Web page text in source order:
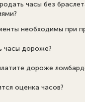
часы без
необходимы при
часы дороже?
дороже
оценка часов?